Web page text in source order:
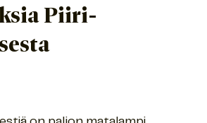
Piiri-